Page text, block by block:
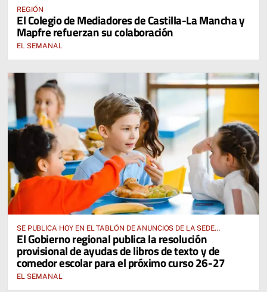
REGIÓN
El Colegio de Mediadores de Castilla-La Mancha y
Mapfre refuerzan su colaboración
EL SEMANAL
SE PUBLICA HOY EN EL TABLÓN DE ANUNCIOS DE LA SEDE
ELECTRÓNICA DE LA JUNTA DE COMUNIDADES Y EN EL PORTAL DE
EDUCACIÓN DE CASTILLA-LA MANCHA
El Gobierno regional publica la resolución
provisional de ayudas de libros de texto y de
comedor escolar para el próximo curso 26-27
EL SEMANAL